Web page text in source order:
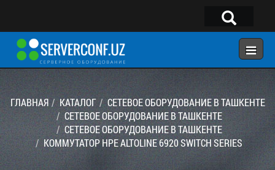
×
ГЛАВНАЯ
КОНФИГУРАТОР
Telegram:@serverconf_uz
Тел: (90) 932-18-00
ГЛАВНАЯ КАТАЛОГ
СЕТЕВОЕ ОБОРУДОВАНИЕ В ТАШКЕНТЕ
СЕТЕВОЕ ОБОРУДОВАНИЕ В ТАШКЕНТЕ
СЕТЕВОЕ ОБОРУДОВАНИЕ В ТАШКЕНТЕ
КОММУТАТОР HPE ALTOLINE 6920 SWITCH SERIES